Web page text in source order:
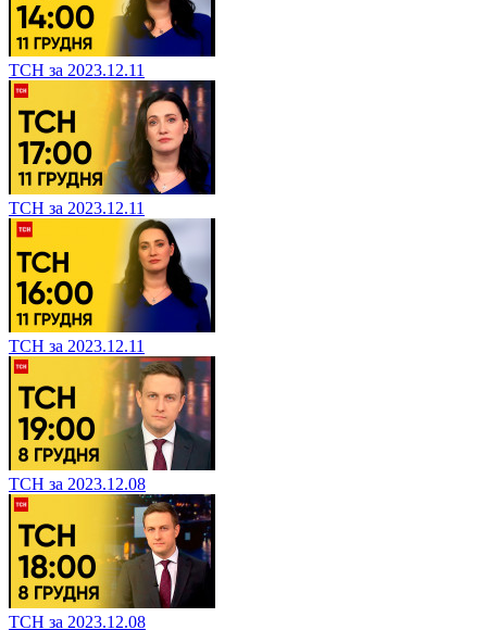
ТСН за 2023.12.11
ТСН за 2023.12.11
ТСН за 2023.12.11
ТСН за 2023.12.08
ТСН за 2023.12.08